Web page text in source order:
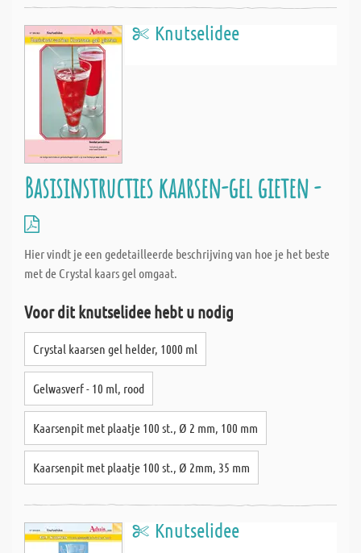
Knutselidee
Basisinstructies kaarsen-gel gieten -
Hier vindt je een gedetailleerde beschrijving van hoe je het beste
met de Crystal kaars gel omgaat.
Voor dit knutselidee hebt u nodig
Crystal kaarsen gel helder, 1000 ml
Gelwasverf - 10 ml, rood
Kaarsenpit met plaatje 100 st., Ø 2 mm, 100 mm
Kaarsenpit met plaatje 100 st., Ø 2mm, 35 mm
Knutselidee